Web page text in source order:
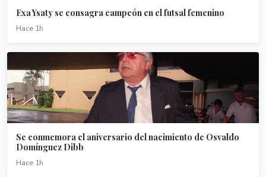
Exa Ysaty se consagra campeón en el futsal femenino
Hace 1h
Se conmemora el aniversario del nacimiento de Osvaldo
Domínguez Dibb
Hace 1h